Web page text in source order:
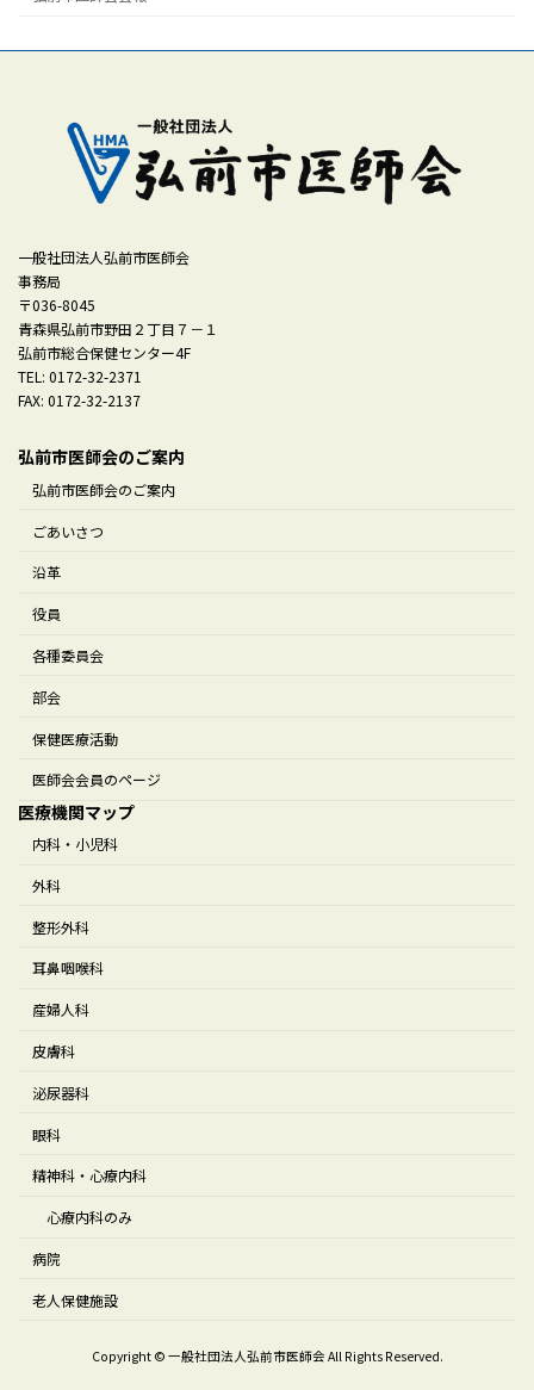
一般社団法人弘前市医師会
事務局
〒036-8045
青森県弘前市野田２丁目７－１
弘前市総合保健センター4F
TEL: 0172-32-2371
FAX: 0172-32-2137
弘前市医師会のご案内
弘前市医師会のご案内
ごあいさつ
沿革
役員
各種委員会
部会
保健医療活動
医師会会員のページ
医療機関マップ
内科・小児科
外科
整形外科
耳鼻咽喉科
産婦人科
皮膚科
泌尿器科
眼科
精神科・心療内科
心療内科のみ
病院
老人保健施設
Copyright © 一般社団法人弘前市医師会 All Rights Reserved.